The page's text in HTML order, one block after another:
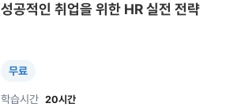
성공적인 취업을 위한 HR 실전 전략
무료
학습시간 20시간